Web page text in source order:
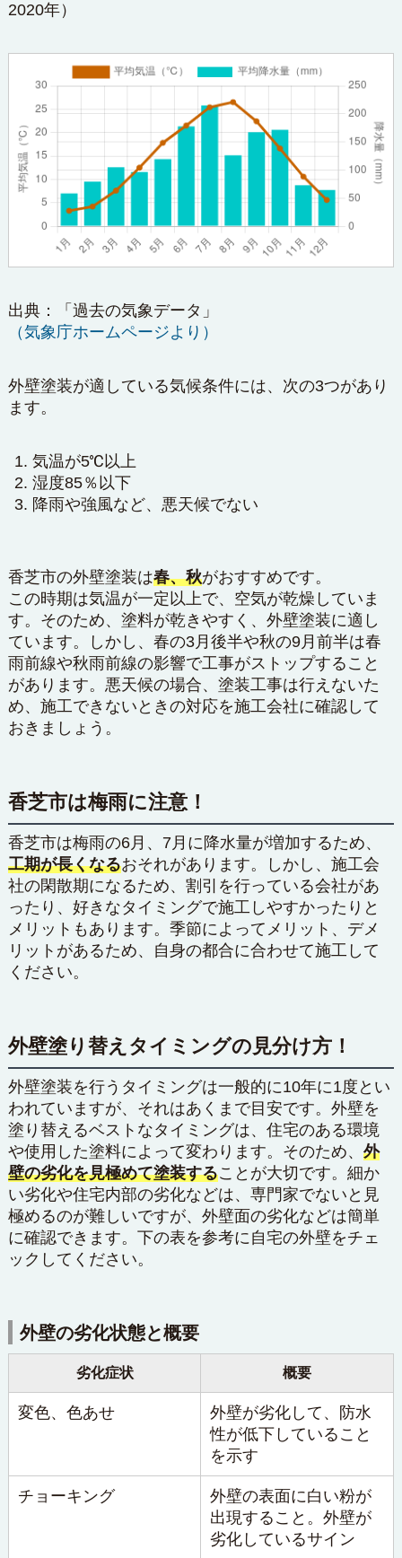
2020年）
出典：「過去の気象データ」
（気象庁ホームページより）
外壁塗装が適している気候条件には、次の3つがあり
ます。
気温が5℃以上
湿度85％以下
降雨や強風など、悪天候でない
香芝市の外壁塗装は春、秋がおすすめです。
この時期は気温が一定以上で、空気が乾燥していま
す。そのため、塗料が乾きやすく、外壁塗装に適し
ています。しかし、春の3月後半や秋の9月前半は春
雨前線や秋雨前線の影響で工事がストップすること
があります。悪天候の場合、塗装工事は行えないた
め、施工できないときの対応を施工会社に確認して
おきましょう。
香芝市は梅雨に注意！
香芝市は梅雨の6月、7月に降水量が増加するため、
工期が長くなるおそれがあります。しかし、施工会
社の閑散期になるため、割引を行っている会社があ
ったり、好きなタイミングで施工しやすかったりと
メリットもあります。季節によってメリット、デメ
リットがあるため、自身の都合に合わせて施工して
ください。
外壁塗り替えタイミングの見分け方！
外壁塗装を行うタイミングは一般的に10年に1度とい
われていますが、それはあくまで目安です。外壁を
塗り替えるベストなタイミングは、住宅のある環境
や使用した塗料によって変わります。そのため、 外
壁の劣化を見極めて塗装することが大切です。細か
い劣化や住宅内部の劣化などは、専門家でないと見
極めるのが難しいですが、外壁面の劣化などは簡単
に確認できます。下の表を参考に自宅の外壁をチェ
ックしてください。
外壁の劣化状態と概要
劣化症状 概要
変色、色あせ
外壁が劣化して、防水
性が低下していること
を示す
チョーキング
外壁の表面に白い粉が
出現すること。外壁が
劣化しているサイン